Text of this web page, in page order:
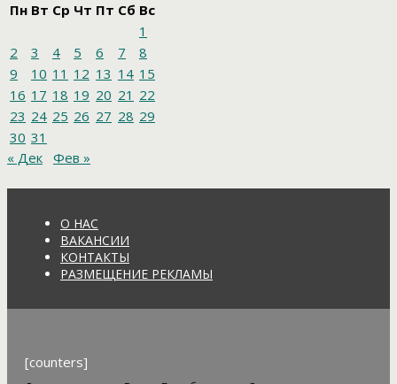
Пн Вт Ср Чт Пт Сб Вс
1
2
3 4 5 6 7
8
9
10 11 12 13 14 15
16 17 18 19 20 21 22
23 24 25 26 27 28 29
30 31
« Дек Фев »
О НАС
ВАКАНСИИ
КОНТАКТЫ
РАЗМЕЩЕНИЕ РЕКЛАМЫ
[counters]